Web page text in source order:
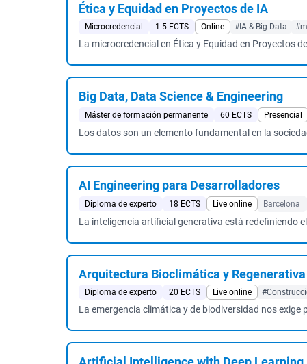
Ética y Equidad en Proyectos de IA
Microcredencial 1.5 ECTS Online #IA & Big Data
La microcredencial en Ética y Equidad en Proyectos
Big Data, Data Science & Engineering
Máster de formación permanente 60 ECTS Presencial
Los datos son un elemento fundamental en la
AI Engineering para Desarrolladores
Diploma de experto 18 ECTS Live online Barcelona
La inteligencia artificial generativa está redefiniendo
Arquitectura Bioclimática y Regenerativa
Diploma de experto 20 ECTS Live online
La emergencia climática y de biodiversidad nos exige